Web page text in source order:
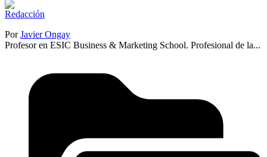
PorJavier Ongay
Profesor en ESIC Business & Marketing School. Profesional de la...